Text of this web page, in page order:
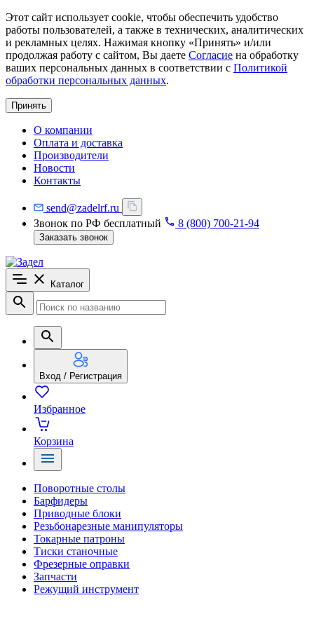
Этот сайт использует cookie, чтобы обеспечить удобство
работы пользователей, а также в технических, аналитических
и рекламных целях. Нажимая кнопку «Принять» и/или
продолжая работу с сайтом, Вы даете Согласие на обработку
ваших персональных данных в соответствии с Политикой
обработки персональных данных.
Принять
О компании
Оплата и доставка
Производители
Новости
Контакты
send@zadelrf.ru
Звонок по РФ бесплатный
8 (800) 700-21-94
Заказать звонок
Каталог
Вход / Регистрация
Избранное
Корзина
Поворотные столы
Барфидеры
Приводные блоки
Резьбонарезные манипуляторы
Токарные патроны
Тиски станочные
Фрезерные оправки
Запчасти
Режущий инструмент